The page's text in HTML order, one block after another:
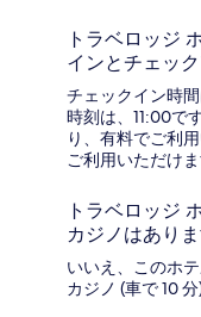
トラベロッジ
インとチェッ
チェックイン時
時刻は、11:00で
り、有料でご利
ご利用いただけま
トラベロッジ
カジノはあり
いいえ、このホ
カジノ (車で 10 分